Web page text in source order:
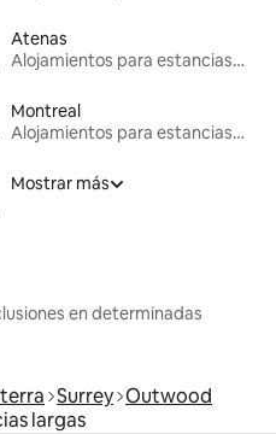
Atenas
Alojamientos para estancias largas
Montreal
Alojamientos para estancias largas
Mostrar más
en determinadas
Surrey Outwood
largas